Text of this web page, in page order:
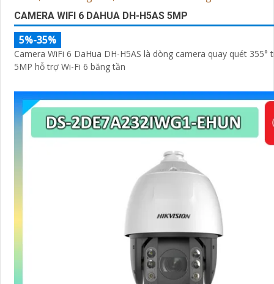
CAMERA WIFI 6 DAHUA DH-H5AS 5MP
5%-35%
Camera WiFi 6 DaHua DH-H5AS là dòng camera quay quét 355°
5MP hỗ trợ Wi-Fi 6 băng tần